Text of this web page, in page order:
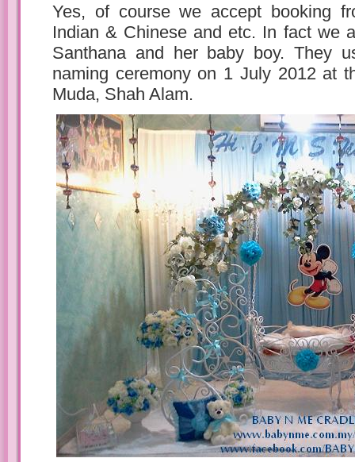
Yes, of course we accept booking
Indian & Chinese and etc. In fact we
Santhana and her baby boy. They
naming ceremony on 1 July 2012 at
Muda, Shah Alam.